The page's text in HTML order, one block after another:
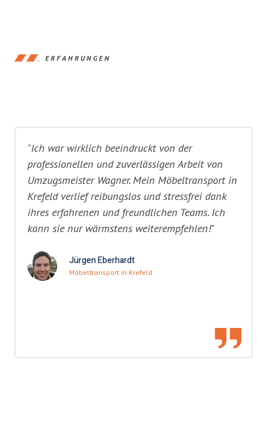
ERFAHRUNGEN
"Ich war wirklich beeindruckt von der
professionellen und zuverlässigen Arbeit von
Umzugsmeister Wagner. Mein Möbeltransport in
Krefeld verlief reibungslos und stressfrei dank
ihres erfahrenen und freundlichen Teams. Ich
kann sie nur wärmstens weiterempfehlen!"
Jürgen Eberhardt
Möbeltransport in Krefeld